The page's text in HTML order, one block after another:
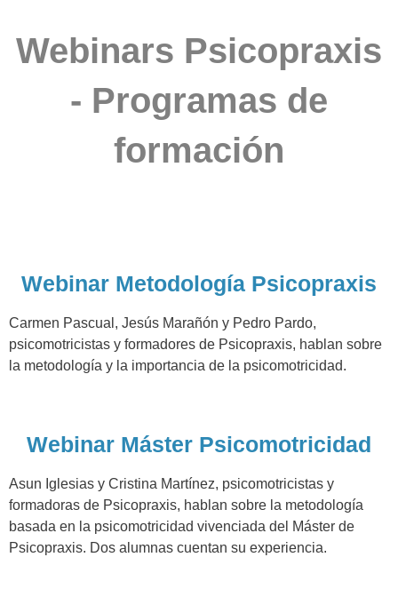
Webinars Psicopraxis
- Programas de
formación
Webinar Metodología Psicopraxis
Carmen Pascual, Jesús Marañón y Pedro Pardo,
psicomotricistas y formadores de Psicopraxis, hablan sobre
la metodología y la importancia de la psicomotricidad.
Webinar Máster Psicomotricidad
Asun Iglesias y Cristina Martínez, psicomotricistas y
formadoras de Psicopraxis, hablan sobre la metodología
basada en la psicomotricidad vivenciada del Máster de
Psicopraxis. Dos alumnas cuentan su experiencia.